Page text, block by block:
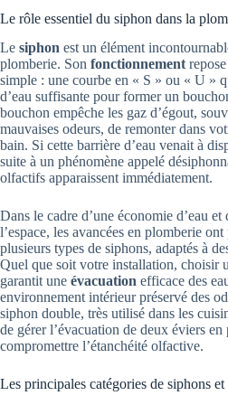
Le rôle essentiel du siphon dans la
Le siphon est un élément
plomberie. Son fonctionnement
simple : une courbe en « S » ou « U »
d’eau suffisante pour former un
bouchon empêche les gaz d’égout,
mauvaises odeurs, de remonter dans
bain. Si cette barrière d’eau venait à
suite à un phénomène appelé
olfactifs apparaissent immédiatement.
Dans le cadre d’une économie d’eau
l’espace, les avancées en plomberie
plusieurs types de siphons, adaptés à
Quel que soit votre installation, choisir
garantit une évacuation efficace des
environnement intérieur préservé des
siphon double, très utilisé dans les
de gérer l’évacuation de deux éviers en
compromettre l’étanchéité olfactive.
Les principales catégories de siphons et